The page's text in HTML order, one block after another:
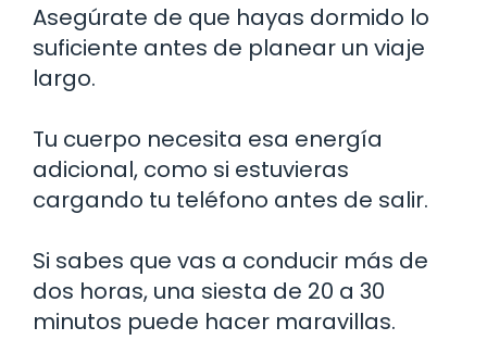
Asegúrate de que hayas dormido lo
suficiente antes de planear un viaje
largo.
Tu cuerpo necesita esa energía
adicional, como si estuvieras
cargando tu teléfono antes de salir.
Si sabes que vas a conducir más de
dos horas, una siesta de 20 a 30
minutos puede hacer maravillas.